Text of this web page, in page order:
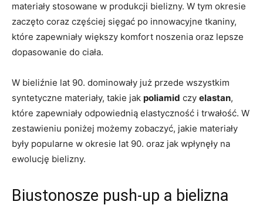
materiały stosowane w produkcji bielizny. W tym‍ okresie
zaczęto coraz częściej⁤ sięgać po innowacyjne tkaniny,
które zapewniały większy komfort noszenia oraz lepsze
dopasowanie do ciała.
W bieliźnie lat‍ 90. dominowały już przede wszystkim
syntetyczne materiały, takie ⁣jak poliamid czy elastan,
które zapewniały odpowiednią elastyczność i trwałość. W
zestawieniu ​poniżej możemy zobaczyć, jakie materiały
były popularne w okresie lat 90.⁣ oraz jak wpłynęły na
ewolucję bielizny.
Biustonosze push-up a​ bielizna